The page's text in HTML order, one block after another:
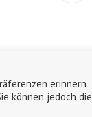
erinnern
können jedoch die